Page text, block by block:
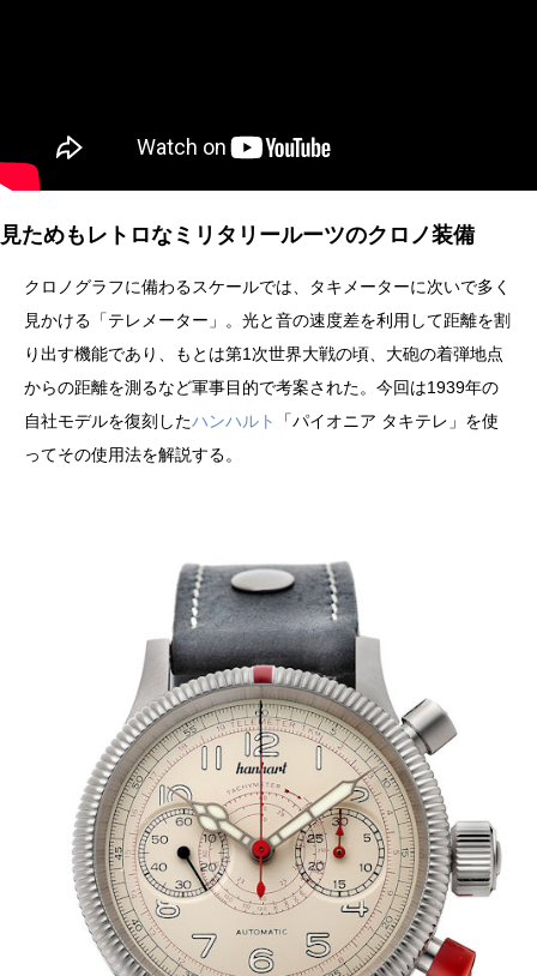
見ためもレトロなミリタリールーツのクロノ装備
クロノグラフに備わるスケールでは、タキメーターに次いで多く
見かける「テレメーター」。光と音の速度差を利用して距離を割
り出す機能であり、もとは第1次世界大戦の頃、大砲の着弾地点
からの距離を測るなど軍事目的で考案された。今回は1939年の
自社モデルを復刻したハンハルト
「パイオニア タキテレ」を使
ってその使用法を解説する。